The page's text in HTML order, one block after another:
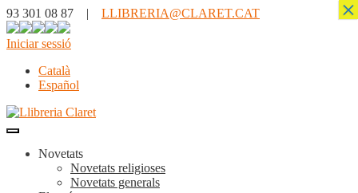
93 301 08 87 | LLIBRERIA@CLARET.CAT
Iniciar sessió
Català
Español
Novetats
Novetats religioses
Novetats generals
×